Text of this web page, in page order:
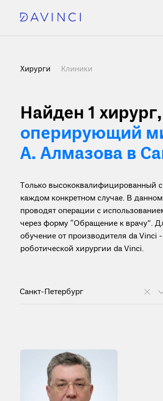
Хирурги Клиники
Найден 1 хирург,
оперирующий
А. Алмазова в
Только высококвалифицированный
каждом конкретном случае. В
проводят операции с
через форму “Обращение к врачу”.
обучение от производителя da
роботической хирургии da Vinci.
Санкт-Петербург